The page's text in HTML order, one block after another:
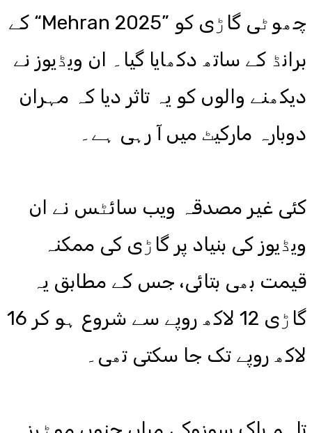
چھوٹی گاڑی کو ”Mehran 2025“ کے
برانڈ کے ساتھ دکھایا گیا۔ ان ویڈیوز نے
دیکھنے والوں کو یہ تاثر دیا کہ مہران
دوبارہ مارکیٹ میں آ رہی ہے۔
کئی غیر مصدقہ ویب سائٹس نے ان
ویڈیوز کی بنیاد پر گاڑی کی ممکنہ
قیمت بھی بتائی، جس کے مطابق یہ
گاڑی 12 لاکھ روپے سے شروع ہو کر 16
لاکھ روپے تک جا سکتی تھی۔